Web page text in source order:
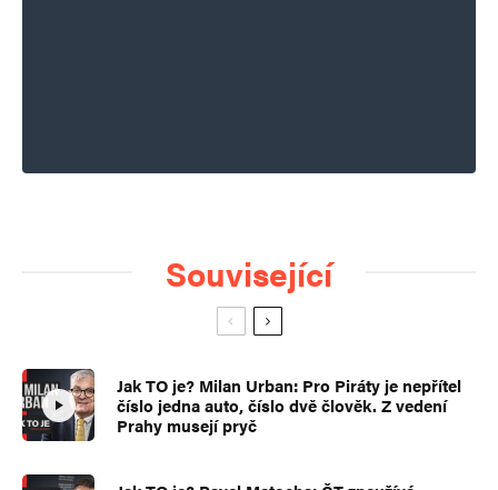
Související
Jak TO je? Milan Urban: Pro Piráty je nepřítel
číslo jedna auto, číslo dvě člověk. Z vedení
Prahy musejí pryč